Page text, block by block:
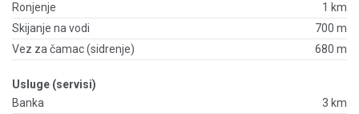
Ronjenje
1 km
Skijanje na vodi
700 m
Vez za čamac (sidrenje)
680 m
Usluge (servisi)
Banka
3 km